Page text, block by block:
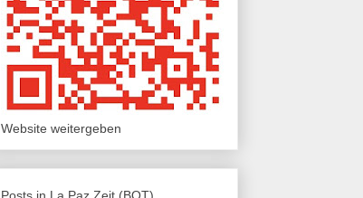
Website weitergeben